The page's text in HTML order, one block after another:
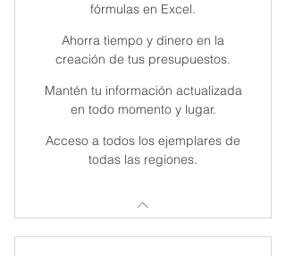
fórmulas en Excel.
Ahorra tiempo y dinero en la
creación de tus presupuestos.
Mantén tu información actualizada
en todo momento y lugar.
Acceso a todos los ejemplares de
todas las regiones.